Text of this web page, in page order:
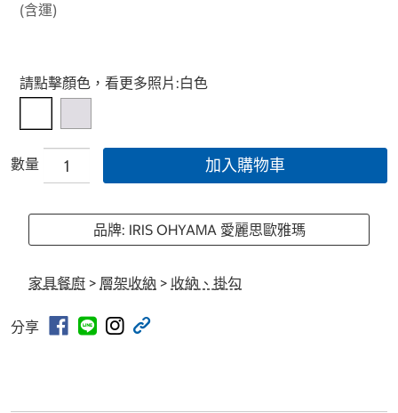
(含運)
Select product
請點擊顏色，看更多照片:白色
數量 加入購物車
品牌: IRIS OHYAMA 愛麗思歐雅瑪
家具餐廚 > 層架收納 > 收納、掛勾
分享